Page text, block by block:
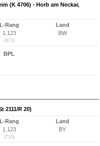
(K 4706) - Horb am Neckar,
L-Rang
1.123
(972)
Land
BW
BPL
2111/R 20)
L-Rang
1.123
(710)
Land
BY